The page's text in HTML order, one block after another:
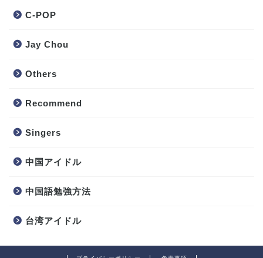
C-POP
Jay Chou
Others
Recommend
Singers
中国アイドル
中国語勉強方法
台湾アイドル